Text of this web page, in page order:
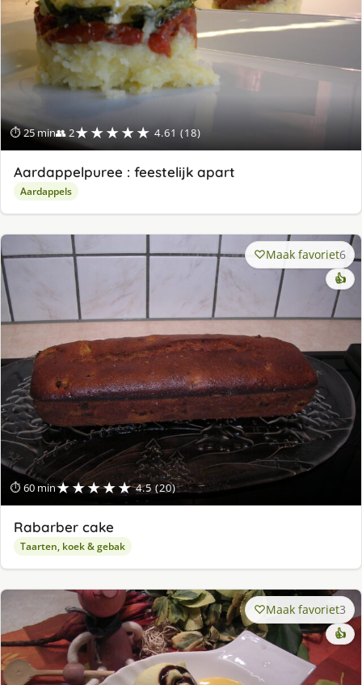
⏱ 25 min👥 2★★★★★ 4.61 (18)
Aardappelpuree : feestelijk apart
Aardappels
⏱ 60 min★★★★★ 4.5 (20)
Maak favoriet6
👍
Rabarber cake
Taarten, koek & gebak
Maak favoriet3
👍